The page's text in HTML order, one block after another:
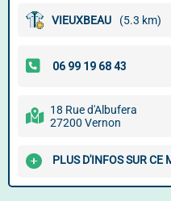
VIEUXBEAU (5.3 km)
18 Rue d'Albufera
27200 Vernon
PLUS D'INFOS SUR CE